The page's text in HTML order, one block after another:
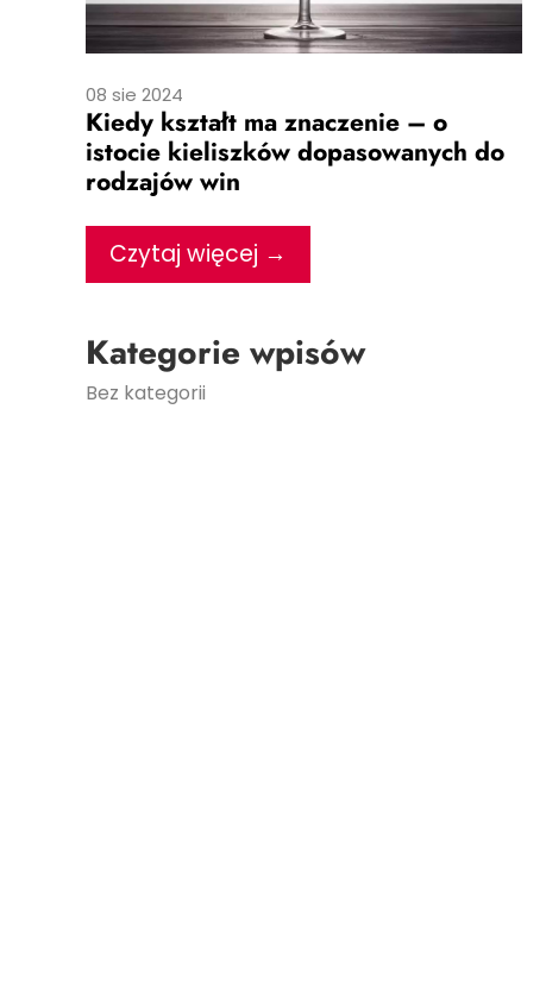
08 sie 2024
Kiedy kształt ma znaczenie – o
istocie kieliszków dopasowanych do
rodzajów win
Czytaj więcej →
Kategorie wpisów
Bez kategorii